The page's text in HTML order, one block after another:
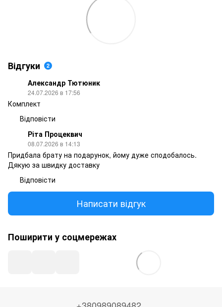
Відгуки 2
Александр Тютюник
24.07.2026 в 17:56
Комплект
Відповісти
Ріта Процеквич
08.07.2026 в 14:13
Придбала брату на подарунок, йому дуже сподобалось.
Дякую за швидку доставку
Відповісти
Написати відгук
Поширити у соцмережах